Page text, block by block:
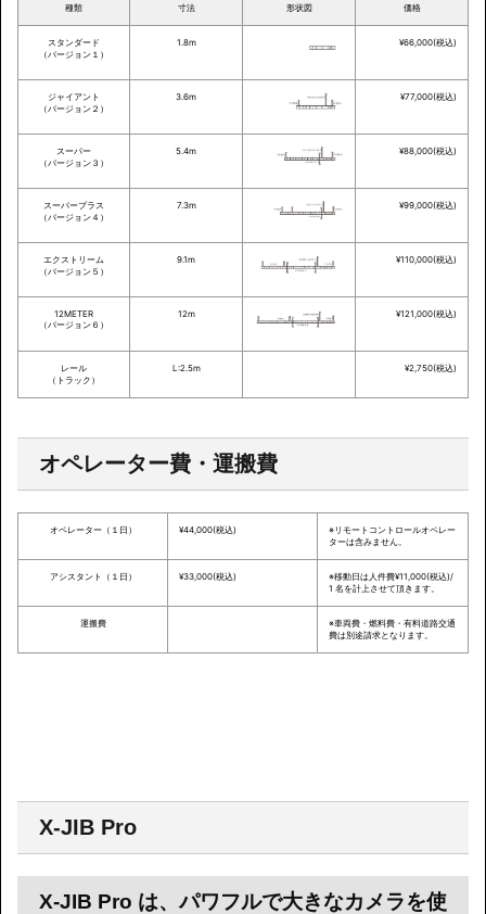
種類 寸法 形状図 価格
スタンダード
（バージョン１）
1.8m ¥66,000(税込)
ジャイアント
（バージョン２）
3.6m ¥77,000(税込)
スーパー
（バージョン３）
5.4m ¥88,000(税込)
スーパープラス
（バージョン４）
7.3m ¥99,000(税込)
エクストリーム
（バージョン５）
9.1m ¥110,000(税込)
12METER
（バージョン６）
12m ¥121,000(税込)
レール
（トラック）
L:2.5m ¥2,750(税込)
オペレーター費・運搬費
オペレーター（１日） ¥44,000(税込)
※リモートコントロールオペレー
ターは含みません。
アシスタント（１日） ¥33,000(税込)
※移動日は人件費¥11,000(税込)/
1 名を計上させて頂きます。
運搬費
※車両費・燃料費・有料道路交通
費は別途請求となります。
X-JIB Pro
X-JIB Pro は、パワフルで大きなカメラを使